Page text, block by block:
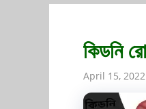
কিডনি
April 15, 2022